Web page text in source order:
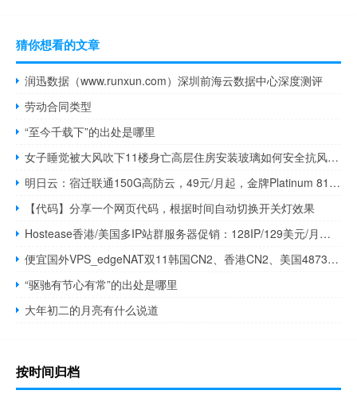
猜你想看的文章
润迅数据（www.runxun.com）深圳前海云数据中心深度测评
劳动合同类型
“至今千载下”的出处是哪里
女子睡觉被大风吹下11楼身亡高层住房安装玻璃如何安全抗风？｜第2眼 到底什么情况嘞
明日云：宿迁联通150G高防云，49元/月起，金牌Platinum 8124M 系列CPU，Steam/高频游戏服务器优选
【代码】分享一个网页代码，根据时间自动切换开关灯效果
Hostease香港/美国多IP站群服务器促销：128IP/129美元/月，158IP/149美元/月
便宜国外VPS_edgeNAT双11韩国CN2、香港CN2、美国4873线路VPS全场6折360元/年起
“驱驰有节心有常”的出处是哪里
大年初二的月亮有什么说道
按时间归档